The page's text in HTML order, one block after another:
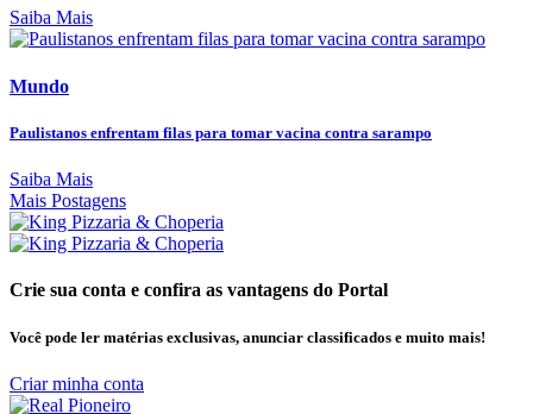
Saiba Mais
Mundo
Paulistanos enfrentam filas para tomar vacina contra sarampo
Saiba Mais
Mais Postagens
Crie sua conta e confira as vantagens do Portal
Você pode ler matérias exclusivas, anunciar classificados e muito mais!
Criar minha conta